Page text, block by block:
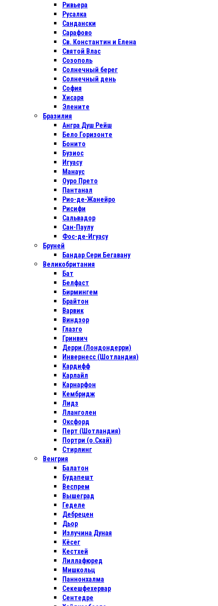
Ривьера
Русалка
Сандански
Сарафово
Св. Константин и Елена
Святой Влас
Созополь
Солнечный берег
Солнечный день
София
Хисаря
Элените
Бразилия
Ангра Душ Рейш
Бело Горизонте
Бонито
Бузиос
Игуасу
Манаус
Оуро Прето
Пантанал
Рио-де-Жанейро
Рисифи
Сальвадор
Сан-Паулу
Фос-де-Игуасу
Бруней
Бандар Сери Бегавану
Великобритания
Бат
Белфаст
Бирмингем
Брайтон
Варвик
Виндзор
Глазго
Гринвич
Дерри (Лондондерри)
Инвернесс (Шотландия)
Кардифф
Карлайл
Карнарфон
Кембридж
Лидз
Лланголен
Оксфорд
Перт (Шотландия)
Портри (о.Скай)
Стирлинг
Венгрия
Балатон
Будапешт
Веспрем
Вышеград
Геделе
Дебрецен
Дьор
Излучина Дуная
Кёсег
Кестхей
Лиллафюред
Мишкольц
Паннонхалма
Секешфехервар
Сентедре